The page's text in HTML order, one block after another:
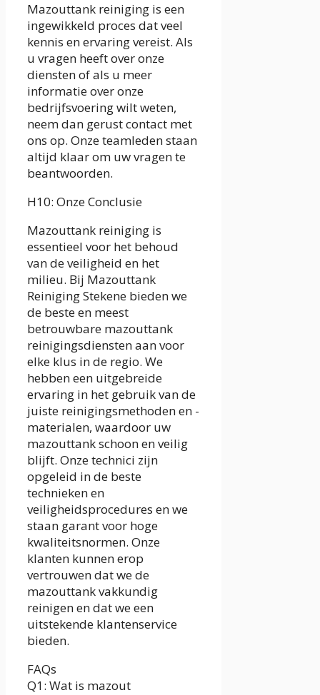
Mazouttank reiniging is een
ingewikkeld proces dat veel
kennis en ervaring vereist. Als
u vragen heeft over onze
diensten of als u meer
informatie over onze
bedrijfsvoering wilt weten,
neem dan gerust contact met
ons op. Onze teamleden staan
altijd klaar om uw vragen te
beantwoorden.
H10: Onze Conclusie
Mazouttank reiniging is
essentieel voor het behoud
van de veiligheid en het
milieu. Bij Mazouttank
Reiniging Stekene bieden we
de beste en meest
betrouwbare mazouttank
reinigingsdiensten aan voor
elke klus in de regio. We
hebben een uitgebreide
ervaring in het gebruik van de
juiste reinigingsmethoden en -
materialen, waardoor uw
mazouttank schoon en veilig
blijft. Onze technici zijn
opgeleid in de beste
technieken en
veiligheidsprocedures en we
staan garant voor hoge
kwaliteitsnormen. Onze
klanten kunnen erop
vertrouwen dat we de
mazouttank vakkundig
reinigen en dat we een
uitstekende klantenservice
bieden.
FAQs
Q1: Wat is mazout